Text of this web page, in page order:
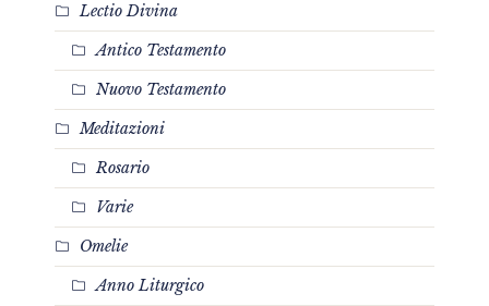
Lectio Divina
Antico Testamento
Nuovo Testamento
Meditazioni
Rosario
Varie
Omelie
Anno Liturgico